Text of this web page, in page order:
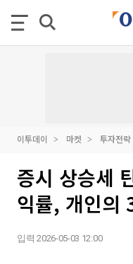
이투데이 마켓 투자전략
증시 상승세
익률, 개인의
입력 2026-05-03 12:00